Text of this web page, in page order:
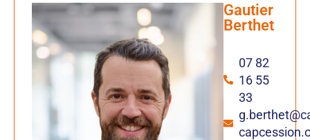
Gautier
Berthet
07 82
16 55
33